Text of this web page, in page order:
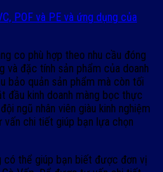
POF và PE và ứng dụng của
co phù hợp theo nhu cầu đóng
và đặc tính sản phẩm của doanh
bảo quản sản phẩm mà còn tối
đầu kinh doanh màng bọc thực
ngũ nhân viên giàu kinh nghiệm
chi tiết giúp bạn lựa chọn
có thể giúp bạn biết được đơn vị